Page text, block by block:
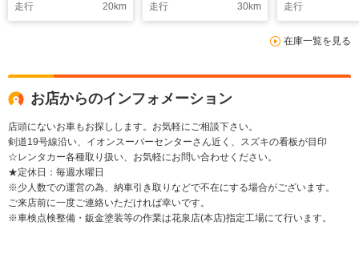
走行
20km
走行
30km
走行
在庫一覧を見る
お店からのインフォメーション
店頭にないお車もお探しします。お気軽にご相談下さい。
剣道19号線沿い、イオンスーパーセンターさん近く、スズキの看板が目印
☆レンタカー各種取り扱い、お気軽にお問い合わせください。
★定休日：毎週水曜日
※少人数での運営の為、納車引き取りなどで不在にする場合がございます。
ご来店前に一度ご連絡いただければ幸いです。
※車検点検整備・鈑金塗装等の作業は花泉店(本店)指定工場にて行います。